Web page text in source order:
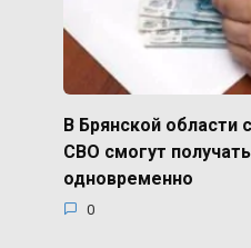
В Брянской области
СВО смогут
одновременно
0